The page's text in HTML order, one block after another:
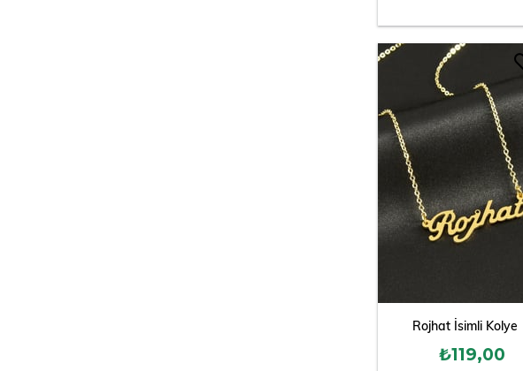
Rojhat İsimli Kolye
₺119,00